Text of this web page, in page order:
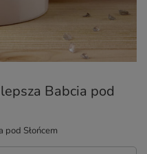
Babcia pod
Słońcem